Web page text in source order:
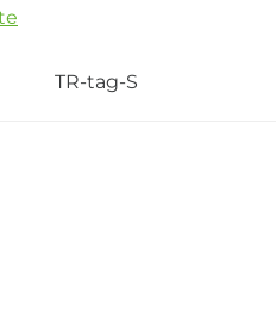
TR-tag-S